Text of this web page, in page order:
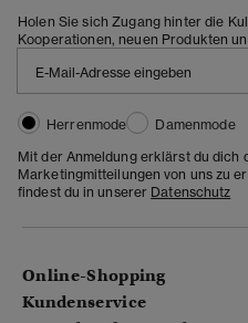
Holen Sie sich Zugang hinter die
Kooperationen, neuen Produkten
Herrenmode
Damenmode
Mit der Anmeldung erklärst du dich
Marketingmitteilungen von uns zu
findest du in unserer Datenschutz
Online-Shopping
Kundenservice